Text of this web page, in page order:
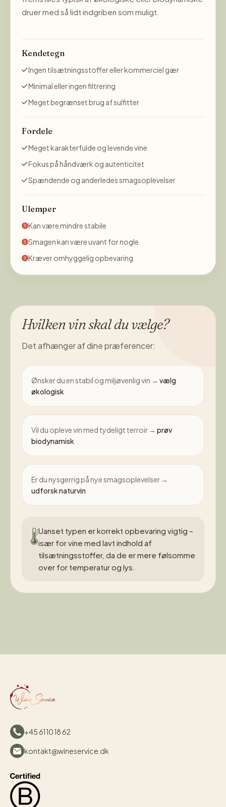
druer med så lidt indgriben som muligt.
Kendetegn
Ingen tilsætningsstoffer eller kommerciel gær
Minimal eller ingen filtrering
Meget begrænset brug af sulfitter
Fordele
Meget karakterfulde og levende vine
Fokus på håndværk og autenticitet
Spændende og anderledes smagsoplevelser
Ulemper
Kan være mindre stabile
Smagen kan være uvant for nogle
Kræver omhyggelig opbevaring
Hvilken vin skal du vælge?
Det afhænger af dine præferencer:
Ønsker du en stabil og miljøvenlig vin → vælg
økologisk
Vil du opleve vin med tydeligt terroir → prøv
biodynamisk
Er du nysgerrig på nye smagsoplevelser →
udforsk naturvin
Uanset typen er korrekt opbevaring vigtig –
især for vine med lavt indhold af
tilsætningsstoffer, da de er mere følsomme
over for temperatur og lys.
+45 61 10 18 62
kontakt@wineservice.dk